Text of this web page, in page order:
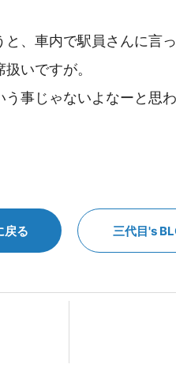
、車内で駅員さんに言
いですが。
事じゃないよなーと思
戻る 三代目's